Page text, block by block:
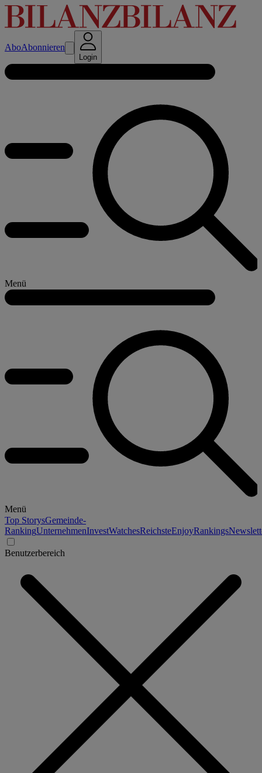
AboAbonnieren
Login
Menü
Menü
Top StorysGemeinde-
RankingUnternehmenInvestWatchesReichsteEnjoyRankings
Benutzerbereich